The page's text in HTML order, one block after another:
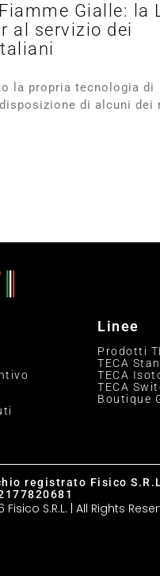
Gialle: la
al servizio dei
la propria tecnologia di
di alcuni dei
Linee
Prodotti
TECA
TECA
TECA
Boutique
registrato Fisico
S.R.L. | All Rights